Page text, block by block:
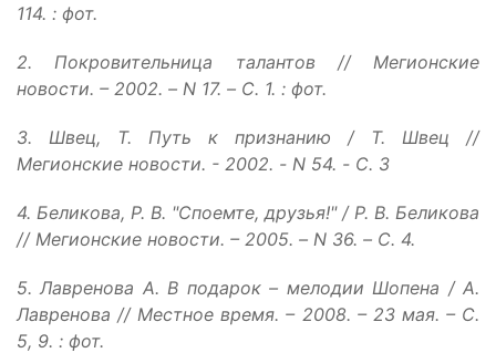
114. : фот.
2. Покровительница талантов // Мегионские
новости. – 2002. – N 17. – С. 1. : фот.
3. Швец, Т. Путь к признанию / Т. Швец //
Мегионские новости. - 2002. - N 54. - С. 3
4. Беликова, Р. В. "Споемте, друзья!" / Р. В. Беликова
// Мегионские новости. – 2005. – N 36. – С. 4.
5. Лавренова А. В подарок – мелодии Шопена / А.
Лавренова // Местное время. – 2008. – 23 мая. – С.
5, 9. : фот.